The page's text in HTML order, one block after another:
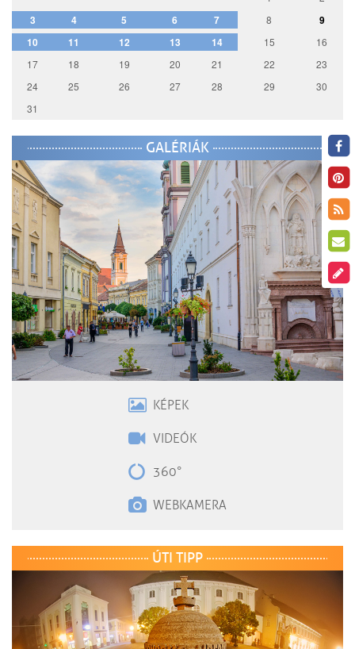
3 4 5 6 7 8
9
10
11 12 13 14 15
16
17
18 19 20 21 22
23
24
25 26 27 28 29
30
31
GALÉRIÁK
KÉPEK
VIDEÓK
360°
WEBKAMERA
ÚTI TIPP